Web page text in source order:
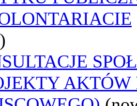
AKTÓW